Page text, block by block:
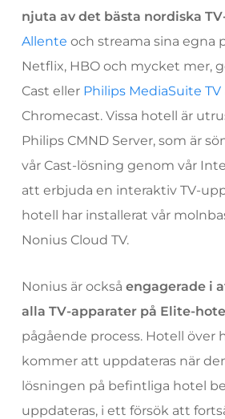
njuta av det bästa nordiska
Allente och streama sina egna
Netflix, HBO och mycket mer,
Cast eller Philips MediaSuite TV
Chromecast. Vissa hotell är
Philips CMND Server, som är
vår Cast-lösning genom vår
att erbjuda en interaktiv TV-
hotell har installerat vår
Nonius Cloud TV.
Nonius är också engagerade i
alla TV-apparater på Elite-
pågående process. Hotell över
kommer att uppdateras när
lösningen på befintliga hotel
uppdateras, i ett försök att